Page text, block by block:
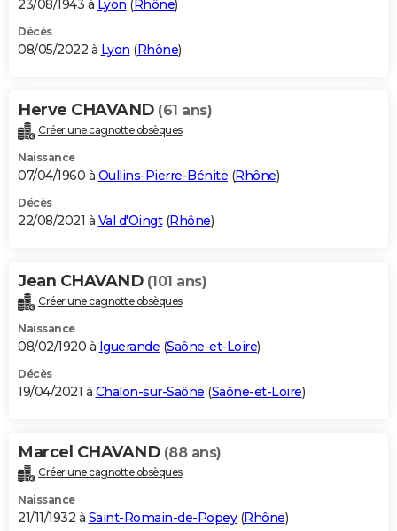
23/08/1943 à Lyon ( Rhône)
Décès
08/05/2022 à Lyon (Rhône)
Herve CHAVAND (61 ans)
Créer une cagnotte obsèques
Naissance
07/04/1960 à Oullins-Pierre-Bénite (Rhône)
Décès
22/08/2021 à Val d'Oingt(Rhône)
Jean CHAVAND (101 ans)
Créer une cagnotte obsèques
Naissance
08/02/1920 à Iguerande (Saône-et-Loire)
Décès
19/04/2021 à Chalon-sur-Saône (Saône-et-Loire)
Marcel CHAVAND (88 ans)
Créer une cagnotte obsèques
Naissance
21/11/1932 à Saint-Romain-de-Popey(Rhône)